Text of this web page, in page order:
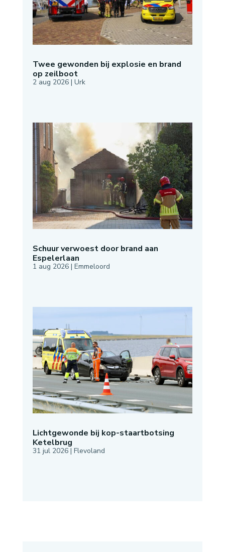
Twee gewonden bij explosie en brand
op zeilboot
2 aug 2026| Urk
Schuur verwoest door brand aan
Espelerlaan
1 aug 2026| Emmeloord
Lichtgewonde bij kop-staartbotsing
Ketelbrug
31 jul 2026| Flevoland